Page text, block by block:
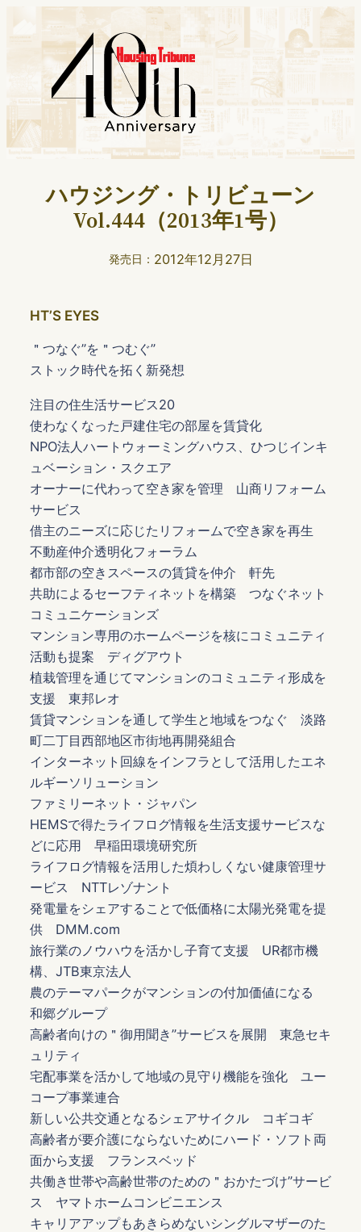
ハウジング・トリビューン
Vol.444（2013年1号）
発売日： 2012年12月27日
HTʼS EYES
＂つなぐ”を＂つむぐ”
ストック時代を拓く新発想
注目の住生活サービス20
使わなくなった戸建住宅の部屋を賃貸化
NPO法人ハートウォーミングハウス、ひつじインキ
ュベーション・スクエア
オーナーに代わって空き家を管理 山商リフォーム
サービス
借主のニーズに応じたリフォームで空き家を再生
不動産仲介透明化フォーラム
都市部の空きスペースの賃貸を仲介 軒先
共助によるセーフティネットを構築 つなぐネット
コミュニケーションズ
マンション専用のホームページを核にコミュニティ
活動も提案 ディグアウト
植栽管理を通じてマンションのコミュニティ形成を
支援 東邦レオ
賃貸マンションを通して学生と地域をつなぐ 淡路
町二丁目西部地区市街地再開発組合
インターネット回線をインフラとして活用したエネ
ルギーソリューション
ファミリーネット・ジャパン
HEMSで得たライフログ情報を生活支援サービスな
どに応用 早稲田環境研究所
ライフログ情報を活用した煩わしくない健康管理サ
ービス NTTレゾナント
発電量をシェアすることで低価格に太陽光発電を提
供 DMM.com
旅行業のノウハウを活かし子育て支援 UR都市機
構、JTB東京法人
農のテーマパークがマンションの付加価値になる
和郷グループ
高齢者向けの＂御用聞き”サービスを展開 東急セキ
ュリティ
宅配事業を活かして地域の見守り機能を強化 ユー
コープ事業連合
新しい公共交通となるシェアサイクル コギコギ
高齢者が要介護にならないためにハード・ソフト両
面から支援 フランスベッド
共働き世帯や高齢世帯のための＂おかたづけ”サービ
ス ヤマトホームコンビニエンス
キャリアアップもあきらめないシングルマザーのた